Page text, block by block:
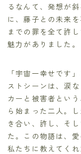
るなんて、発想が
に、藤子との未来
までの罪を全て許
魅力がありました。
「宇宙一幸せです
ストシーンは、涙
カーと被害者とい
ら始まった二人。
き合い、許し、そ
た。この物語は、
私たちに教えてく